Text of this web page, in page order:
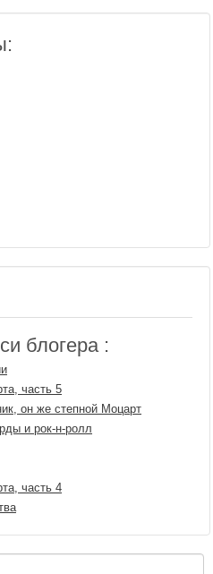
блогера :
часть 5
он же степной Моцарт
и рок-н-ролл
часть 4